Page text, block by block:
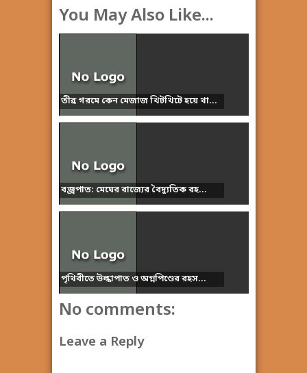
You May Also Like...
তীব্র গরমে কেন মেজাজ খিটখিটে হয়ে থা...
বজ্রপাত: মেঘের রাজ্যের বৈদ্যুতিক রহ...
পৃথিবীতে উল্কাপাত ও অগ্নপিণ্ডের রহস...
No comments:
Leave a Reply